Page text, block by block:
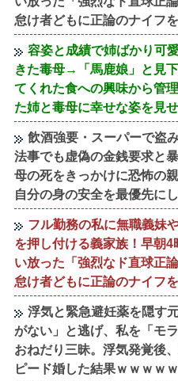
怠け者どもに正論のナイフ
容姿と成績で姉ばかり可
きた毒母→「馬鹿娘」と見
てくれた食への興味から管
た姉と毒母に幸せな姿を見
飲酒強要・スーパーで盗
法事でも虚偽の金銭要求と
母の死をきっかけに恐怖の
自分の身の安全を最優先に
フル勤務の私に無職義妹
を押し付ける義家族！早朝
い放った「強烈なド直球正
怠け者どもに正論のナイフ
浮気と緊急避妊薬を隠す
がない」と逃げ、私を「モ
おねだり三昧。浮気発覚後
ピード婚した結果ｗｗｗｗｗ